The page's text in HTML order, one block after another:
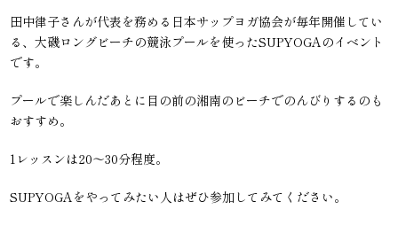
田中律子さんが代表を務める日本サップヨガ協会が毎年開催してい
る、大磯ロングビーチの競泳プールを使ったSUPYOGAのイベント
です。
プールで楽しんだあとに目の前の湘南のビーチでのんびりするのも
おすすめ。
1レッスンは20〜30分程度。
SUPYOGAをやってみたい人はぜひ参加してみてください。